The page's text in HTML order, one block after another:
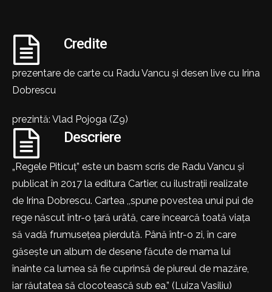
Credite
prezentare de carte cu Radu Vancu și desen live cu Irina
Dobrescu
prezintă: Vlad Pojoga (Z9)
Descriere
„Regele Piticuț” este un basm scris de Radu Vancu și
publicat în 2017 la editura Cartier, cu ilustrații realizate
de Irina Dobrescu. Cartea ,,spune povestea unui pui de
rege născut într-o țară urâtă, care încearcă toată viața
să vadă frumusețea pierdută. Până într-o zi, în care
găsește un album de desene făcute de mama lui
înainte ca lumea să fie cuprinsă de piureul de mazăre,
iar răutatea să clocotească sub ea.” (Luiza Vasiliu)